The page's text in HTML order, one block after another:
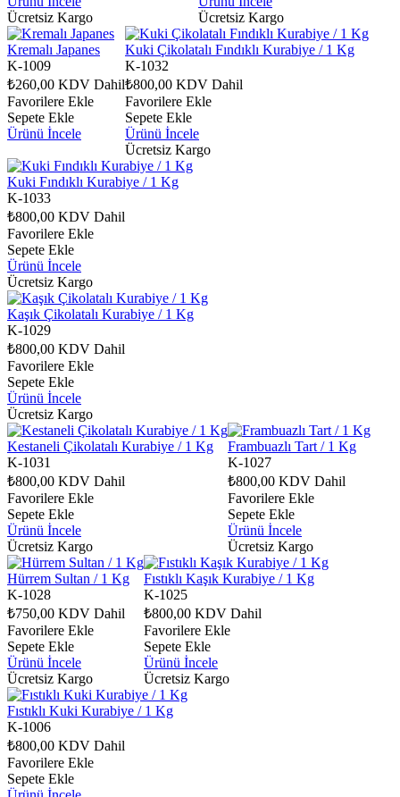
Ücretsiz Kargo
Ücretsiz Kargo
Kremalı Japanes
K-1009
₺260,00 KDV Dahil
Favorilere Ekle
Sepete Ekle
Ürünü İncele
Kuki Çikolatalı Fındıklı Kurabiye / 1 Kg
K-1032
₺800,00 KDV Dahil
Favorilere Ekle
Sepete Ekle
Ürünü İncele
Ücretsiz Kargo
Kuki Fındıklı Kurabiye / 1 Kg
K-1033
₺800,00 KDV Dahil
Favorilere Ekle
Sepete Ekle
Ürünü İncele
Ücretsiz Kargo
Kaşık Çikolatalı Kurabiye / 1 Kg
K-1029
₺800,00 KDV Dahil
Favorilere Ekle
Sepete Ekle
Ürünü İncele
Ücretsiz Kargo
Kestaneli Çikolatalı Kurabiye / 1 Kg
K-1031
₺800,00 KDV Dahil
Favorilere Ekle
Sepete Ekle
Ürünü İncele
Ücretsiz Kargo
Frambuazlı Tart / 1 Kg
K-1027
₺800,00 KDV Dahil
Favorilere Ekle
Sepete Ekle
Ürünü İncele
Ücretsiz Kargo
Hürrem Sultan / 1 Kg
K-1028
₺750,00 KDV Dahil
Favorilere Ekle
Sepete Ekle
Ürünü İncele
Ücretsiz Kargo
Fıstıklı Kaşık Kurabiye / 1 Kg
K-1025
₺800,00 KDV Dahil
Favorilere Ekle
Sepete Ekle
Ürünü İncele
Ücretsiz Kargo
Fıstıklı Kuki Kurabiye / 1 Kg
K-1006
₺800,00 KDV Dahil
Favorilere Ekle
Sepete Ekle